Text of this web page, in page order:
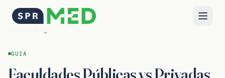
GUIA